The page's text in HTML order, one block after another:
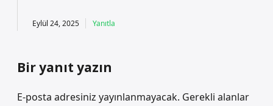
Eylül 24, 2025 Yanıtla
Bir yanıt yazın
E-posta adresiniz yayınlanmayacak. Gerekli alanlar